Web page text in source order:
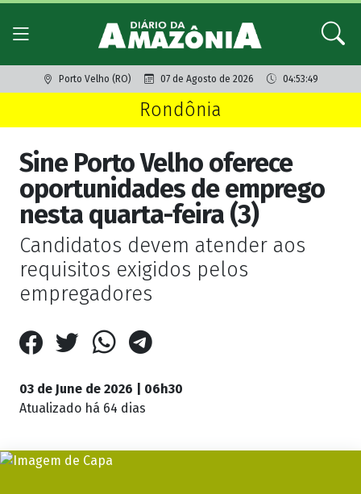
Porto Velho (RO) 07 de Agosto de 2026 04:53:49
Rondônia
Sine Porto Velho oferece
oportunidades de emprego
nesta quarta-feira (3)
Candidatos devem atender aos
requisitos exigidos pelos
empregadores
03 de June de 2026 | 06h30
Atualizado há 64 dias